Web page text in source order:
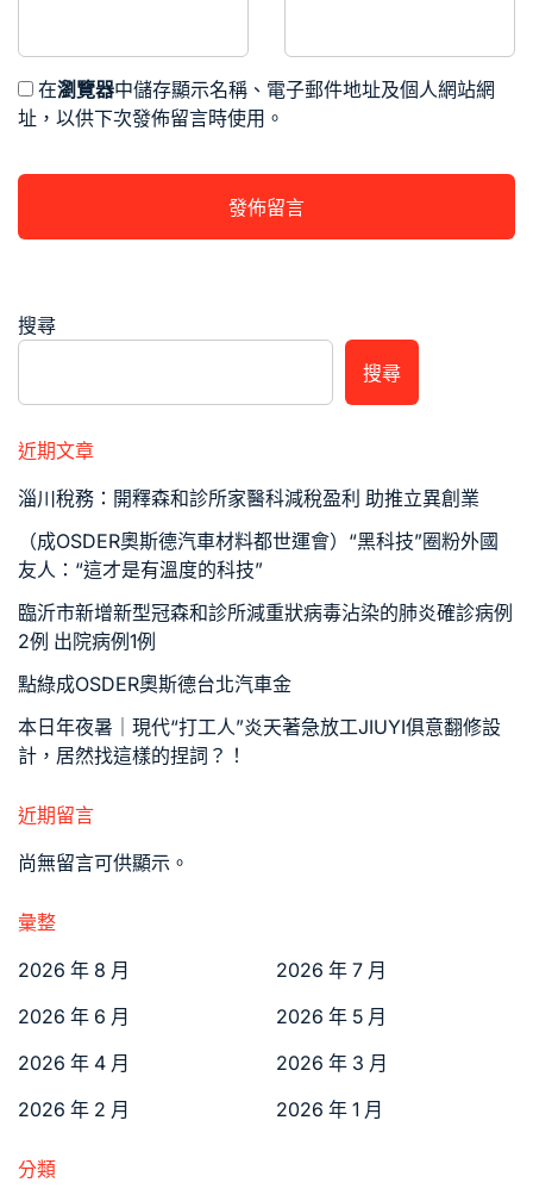
在瀏覽器中儲存顯示名稱、電子郵件地址及個人網站網
址，以供下次發佈留言時使用。
搜尋
搜尋
近期文章
淄川稅務：開釋森和診所家醫科減稅盈利 助推立異創業
（成OSDER奧斯德汽車材料都世運會）“黑科技”圈粉外國
友人：“這才是有溫度的科技”
臨沂市新增新型冠森和診所減重狀病毒沾染的肺炎確診病例
2例 出院病例1例
點綠成OSDER奧斯德台北汽車金
本日年夜暑｜現代“打工人”炎天著急放工JIUYI俱意翻修設
計，居然找這樣的捏詞？！
近期留言
尚無留言可供顯示。
彙整
2026 年 8 月
2026 年 7 月
2026 年 6 月
2026 年 5 月
2026 年 4 月
2026 年 3 月
2026 年 2 月
2026 年 1 月
分類